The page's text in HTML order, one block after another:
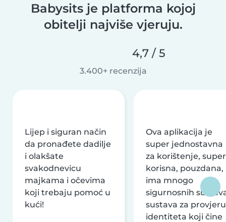
Babysits je platforma kojoj
obitelji najviše vjeruju.
4,7 / 5
3.400+ recenzija
Lijep i siguran način
da pronađete dadilje
i olakšate
svakodnevicu
majkama i očevima
koji trebaju pomoć u
kući!
Ova aplikacija je
super jednostavna
za korištenje, super
korisna, pouzdana,
ima mnogo
sigurnosnih
sustava za provjeru
identiteta koji čine